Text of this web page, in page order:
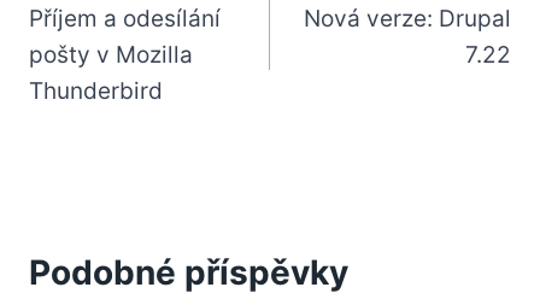
pro
příspěvek
Příjem a odesílání
pošty v Mozilla
Thunderbird
Nová verze: Drupal
7.22
Podobné příspěvky